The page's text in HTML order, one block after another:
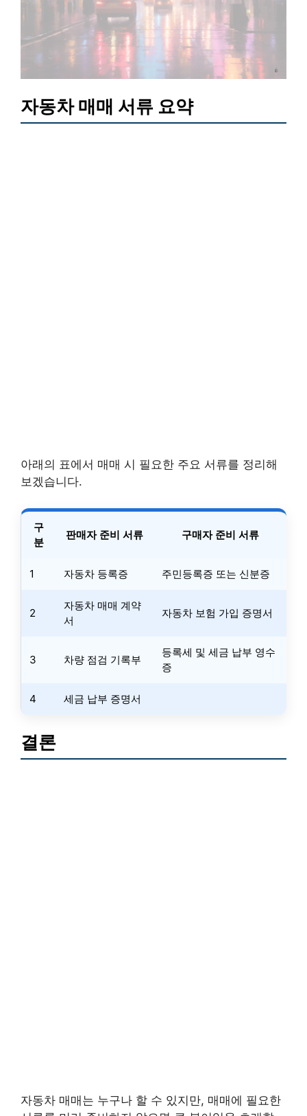
자동차 매매 서류 요약
아래의 표에서 매매 시 필요한 주요 서류를 정리해
보겠습니다.
구
분
판매자 준비 서류 구매자 준비 서류
1 자동차 등록증 주민등록증 또는 신분증
2
자동차 매매 계약
서
자동차 보험 가입 증명서
3 차량 점검 기록부
등록세 및 세금 납부 영수
증
4 세금 납부 증명서
결론
자동차 매매는 누구나 할 수 있지만, 매매에 필요한